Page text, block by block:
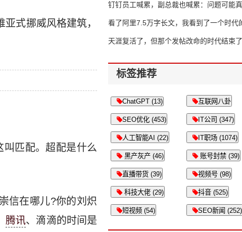
式挪威风格建筑，
匹配。超配是什么
信在哪儿?你的刘炽
腾讯、滴滴的时间是
钉钉员工喊累，副总裁也喊累：问题可能
了
看了阿里7.5万字长文，我看到了一个时代
天涯复活了，但那个发帖改命的时代结束了
标签推荐
ChatGPT (13) 互联网八卦
SEO优化 (453) IT公司 (347)
人工智能AI (22) IT职场 (1074)
黑产灰产 (46) 账号封禁 (39)
直播带货 (39) 视频号 (98)
科技大佬 (29) 抖音 (525)
短视频 (54) SEO新闻 (252)